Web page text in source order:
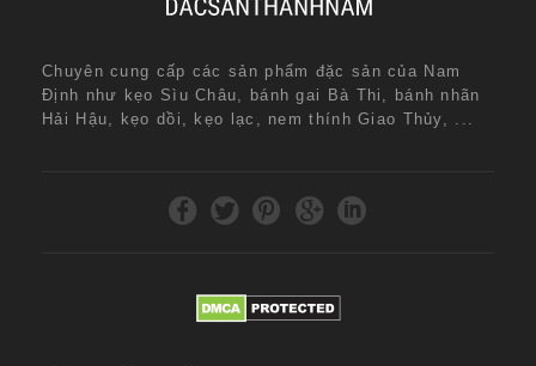
Chuyên cung cấp các sản phẩm đặc sản của Nam
Định như kẹo Sìu Châu, bánh gai Bà Thi, bánh nhãn
Hải Hậu, kẹo dồi, kẹo lạc, nem thính Giao Thủy, ...